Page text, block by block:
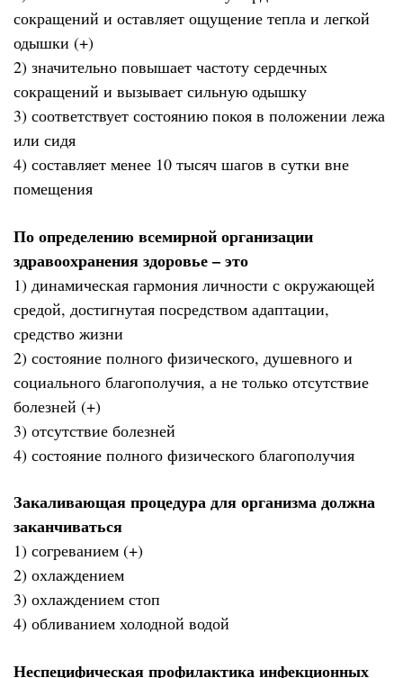
сокращений и оставляет ощущение тепла и легкой
одышки (+)
2) значительно повышает частоту сердечных
сокращений и вызывает сильную одышку
3) соответствует состоянию покоя в положении лежа
или сидя
4) составляет менее 10 тысяч шагов в сутки вне
помещения
По определению всемирной организации
здравоохранения здоровье – это
1) динамическая гармония личности с окружающей
средой, достигнутая посредством адаптации,
средство жизни
2) состояние полного физического, душевного и
социального благополучия, а не только отсутствие
болезней (+)
3) отсутствие болезней
4) состояние полного физического благополучия
Закаливающая процедура для организма должна
заканчиваться
1) согреванием (+)
2) охлаждением
3) охлаждением стоп
4) обливанием холодной водой
Неспецифическая профилактика инфекционных